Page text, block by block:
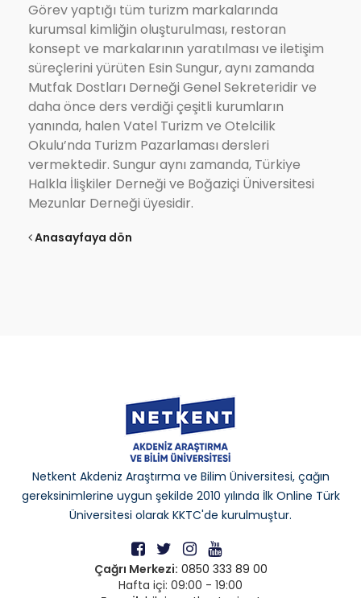
Görev yaptığı tüm turizm markalarında
kurumsal kimliğin oluşturulması, restoran
konsept ve markalarının yaratılması ve iletişim
süreçlerini yürüten Esin Sungur, aynı zamanda
Mutfak Dostları Derneği Genel Sekreteridir ve
daha önce ders verdiği çeşitli kurumların
yanında, halen Vatel Turizm ve Otelcilik
Okulu’nda Turizm Pazarlaması dersleri
vermektedir. Sungur aynı zamanda, Türkiye
Halkla İlişkiler Derneği ve Boğaziçi Üniversitesi
Mezunlar Derneği üyesidir.
Anasayfaya dön
Netkent Akdeniz Araştırma ve Bilim Üniversitesi, çağın
gereksinimlerine uygun şekilde 2010 yılında İlk Online Türk
Üniversitesi olarak KKTC'de kurulmuştur.
Çağrı Merkezi: 0850 333 89 00
Hafta içi: 09:00 - 19:00